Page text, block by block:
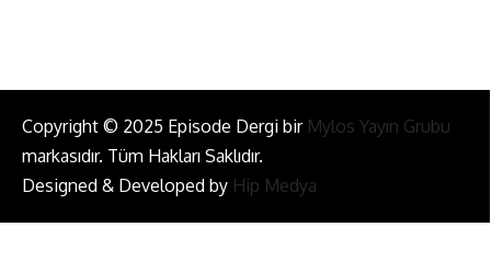
Copyright © 2025 Episode Dergi bir Mylos Yayın Grubu
markasıdır. Tüm Hakları Saklıdır.
Designed & Developed by Hip Medya